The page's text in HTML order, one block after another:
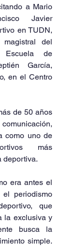
a Mario
Javier
en TUDN,
magistral del
de
García,
en el Centro
de 50 años
como uno de
más
deportiva.
era antes el
periodismo
que
la exclusiva y
busca la
simple.